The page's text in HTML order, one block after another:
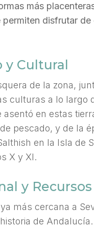
más
disfrutar
y Cultural
de la zona,
culturas a lo largo
en estas
pescado, y de la
en la Isla de
X y XI.
y
más cercana a
de